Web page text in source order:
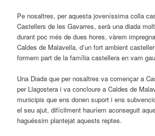
Pe nosaltres, per aquesta joveníssima colla
Castellers de les Gavarres, serà una diada
durant poc més de dues hores, vàrem
Caldes de Malavella, d’un fort ambient
formem part de la família castellera en vam
Una Diada que per nosaltres va començar a
per Llagostera i va concloure a Caldes de
municipis que ens donen suport i ens
el seu ajut, difícilment hauríem aconseguit
haguéssim plantejat aquests reptes.